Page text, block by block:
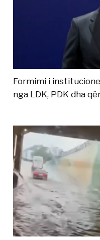
Formimi i
nga LDK, PDK dha